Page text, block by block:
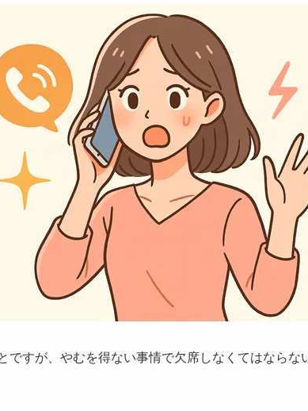
ですが、やむを得ない事情で欠席しなくてはならな